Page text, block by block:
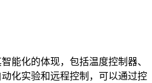
能化的体现，包括温度控制器、
化实验和远程控制，可以通过控